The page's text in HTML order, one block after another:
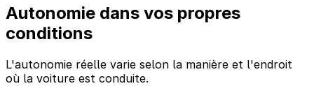
Autonomie dans vos propres
conditions
L'autonomie réelle varie selon la manière et l'endroit
où la voiture est conduite.